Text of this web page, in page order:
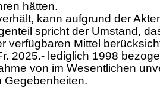
hätten.
kann aufgrund der
spricht der Umstand,
verfügbaren Mittel
2025.- lediglich 1998
von im Wesentlichen
Gegebenheiten.